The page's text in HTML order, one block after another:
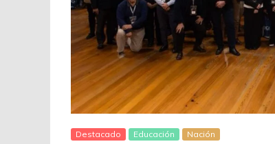
Destacado Educación Nación